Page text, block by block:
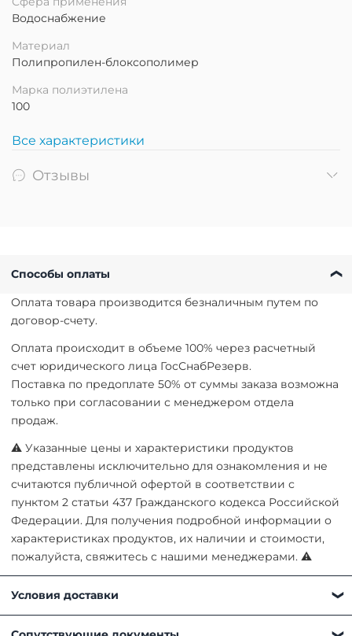
Водоснабжение
Материал
Полипропилен-блоксополимер
Марка полиэтилена
100
Все характеристики
Отзывы
Способы оплаты
Оплата товара производится безналичным путем по
договор-счету.
Оплата происходит в объеме 100% через расчетный
счет юридического лица ГосСнабРезерв.
Поставка по предоплате 50% от суммы заказа возможна
только при согласовании с менеджером отдела
продаж.
⚠ Указанные цены и характеристики продуктов
представлены исключительно для ознакомления и не
считаются публичной офертой в соответствии с
пунктом 2 статьи 437 Гражданского кодекса Российской
Федерации. Для получения подробной информации о
характеристиках продуктов, их наличии и стоимости,
пожалуйста, свяжитесь с нашими менеджерами. ⚠
Условия доставки